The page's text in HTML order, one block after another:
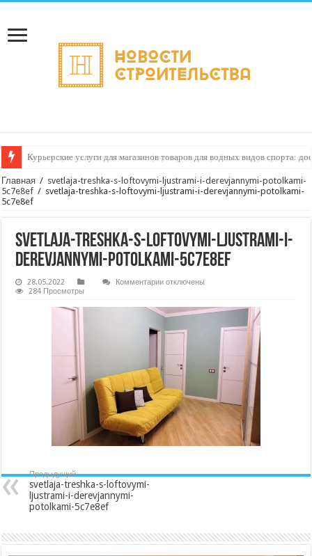
Курьерские услуги для магазинов товаров для водных видов спорта:
Как настроить автоматическое формирование рейтинга курьеров по
Главная / svetlaja-treshka-s-loftovymi-ljustrami-i-derevjannymi-potolkami-
5c7e8ef / svetlaja-treshka-s-loftovymi-ljustrami-i-derevjannymi-potolkami-
5c7e8ef
svetlaja-treshka-s-loftovymi-ljustrami-i-
derevjannymi-potolkami-5c7e8ef
28.05.2022 Комментариик
treshka-
s-
ljustrami-
derevjannymi-
potolkami-
5c7e8ef
отключены
284 Просмотры
Предыдущий
svetlaja-treshka-s-loftovymi-
ljustrami-i-derevjannymi-
potolkami-5c7e8ef